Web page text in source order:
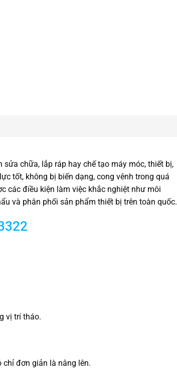
chữa, lắp ráp hay chế tạo máy móc, thiết bị,
tốt, không bị biến dạng, cong vênh trong quá
các điều kiện làm việc khắc nghiệt như môi
và phân phối sản phẩm thiết bị trên toàn quốc.
vị trí tháo.
đơn giản là nâng lên.